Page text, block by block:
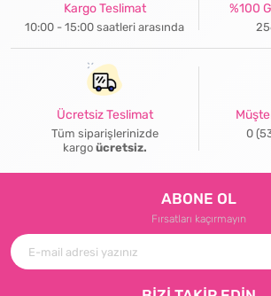
Kargo Teslimat
10:00 - 15:00 saatleri arasında
%100
Ücretsiz Teslimat
Tüm siparişlerinizde
kargo ücretsiz.
0
ABONE OL
Fırsatları kaçırmayın